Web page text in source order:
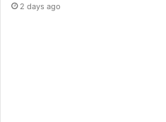
2 days ago